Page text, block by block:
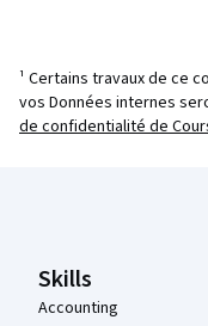
¹ Certains travaux de ce
vos Données internes
de confidentialité de
Skills
Accounting